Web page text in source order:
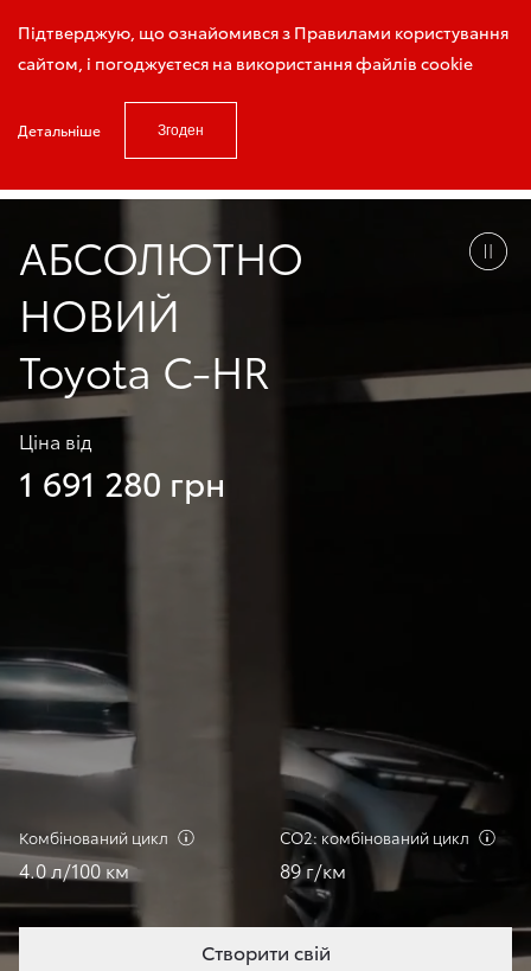
Підтверджую, що ознайомився з Правилами користування
сайтом, і погоджуєтеся на використання файлів cookie
Детальніше Згоден
Запис на тест - драйв
АБСОЛЮТНО
НОВИЙ
Toyota C-HR
Ціна від
1 691 280 грн
Створити свій
Комбінований цикл
4.0 л/100 км
СО2: комбінований цикл
89 г/км